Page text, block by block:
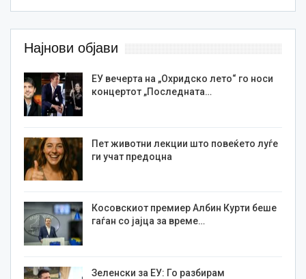
Најнови објави
ЕУ вечерта на „Охридско лето“ го носи
концертот „Последната…
Пет животни лекции што повеќето луѓе
ги учат предоцна
Косовскиот премиер Албин Курти беше
гаѓан со јајца за време…
Зеленски за ЕУ: Го разбирам